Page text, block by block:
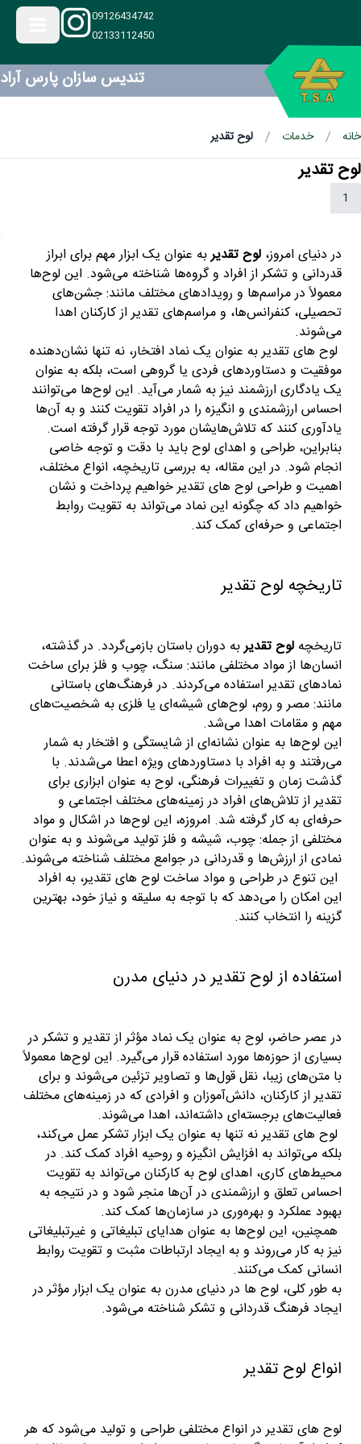
09126434742
02133112450
تندیس سازان پارس آراد
خانه خدمات لوح تقدیر
لوح تقدیر
1
در دنیای امروز، لوح تقدیربه عنوان یک ابزار مهم برای ابراز
قدردانی و تشکر از افراد و گروه‌ها شناخته می‌شود. این لوح‌ها
معمولاً در مراسم‌ها و رویدادهای مختلف مانند: جشن‌های
تحصیلی، کنفرانس‌ها، و مراسم‌های تقدیر از کارکنان اهدا
می‌شوند.
لوح های تقدیر به عنوان یک نماد افتخار، نه تنها نشان‌دهنده
موفقیت و دستاوردهای فردی یا گروهی است، بلکه به عنوان
یک یادگاری ارزشمند نیز به شمار می‌آید. این لوح‌ها می‌توانند
احساس ارزشمندی و انگیزه را در افراد تقویت کنند و به آن‌ها
یادآوری کنند که تلاش‌هایشان مورد توجه قرار گرفته است.
بنابراین، طراحی و اهدای لوح باید با دقت و توجه خاصی
انجام شود. در این مقاله، به بررسی تاریخچه، انواع مختلف،
اهمیت و طراحی لوح های تقدیر خواهیم پرداخت و نشان
خواهیم داد که چگونه این نماد می‌تواند به تقویت روابط
اجتماعی و حرفه‌ای کمک کند.
تاریخچه لوح تقدیر
تاریخچه لوح تقدیربه دوران باستان بازمی‌گردد. در گذشته،
انسان‌ها از مواد مختلفی مانند: سنگ، چوب و فلز برای ساخت
نمادهای تقدیر استفاده می‌کردند. در فرهنگ‌های باستانی
مانند: مصر و روم، لوح‌های شیشه‌ای یا فلزی به شخصیت‌های
مهم و مقامات اهدا می‌شد.
این لوح‌ها به عنوان نشانه‌ای از شایستگی و افتخار به شمار
می‌رفتند و به افراد با دستاوردهای ویژه اعطا می‌شدند. با
گذشت زمان و تغییرات فرهنگی، لوح به عنوان ابزاری برای
تقدیر از تلاش‌های افراد در زمینه‌های مختلف اجتماعی و
حرفه‌ای به کار گرفته شد. امروزه، این لوح‌ها در اشکال و مواد
مختلفی از جمله: چوب، شیشه و فلز تولید می‌شوند و به عنوان
نمادی از ارزش‌ها و قدردانی در جوامع مختلف شناخته می‌شوند.
این تنوع در طراحی و مواد ساخت لوح های تقدیر، به افراد
این امکان را می‌دهد که با توجه به سلیقه و نیاز خود، بهترین
گزینه را انتخاب کنند.
استفاده از لوح تقدیر در دنیای مدرن
در عصر حاضر، لوح به عنوان یک نماد مؤثر از تقدیر و تشکر در
بسیاری از حوزه‌ها مورد استفاده قرار می‌گیرد. این لوح‌ها معمولاً
با متن‌های زیبا، نقل قول‌ها و تصاویر تزئین می‌شوند و برای
تقدیر از کارکنان، دانش‌آموزان و افرادی که در زمینه‌های مختلف
فعالیت‌های برجسته‌ای داشته‌اند، اهدا می‌شوند.
لوح های تقدیر نه تنها به عنوان یک ابزار تشکر عمل می‌کند،
بلکه می‌تواند به افزایش انگیزه و روحیه افراد کمک کند. در
محیط‌های کاری، اهدای لوح به کارکنان می‌تواند به تقویت
احساس تعلق و ارزشمندی در آن‌ها منجر شود و در نتیجه به
بهبود عملکرد و بهره‌وری در سازمان‌ها کمک کند.
همچنین، این لوح‌ها به عنوان هدایای تبلیغاتی و غیرتبلیغاتی
نیز به کار می‌روند و به ایجاد ارتباطات مثبت و تقویت روابط
انسانی کمک می‌کنند.
به طور کلی، لوح ها در دنیای مدرن به عنوان یک ابزار مؤثر در
ایجاد فرهنگ قدردانی و تشکر شناخته می‌شود.
انواع لوح تقدیر
لوح های تقدیر در انواع مختلفی طراحی و تولید می‌شود که هر